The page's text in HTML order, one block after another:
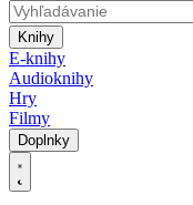
Knihy
E-knihy
Audioknihy
Hry
Filmy
Doplnky